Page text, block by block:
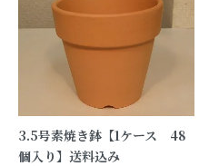
3.5号素焼き鉢【1ケース 48
個入り】送料込み